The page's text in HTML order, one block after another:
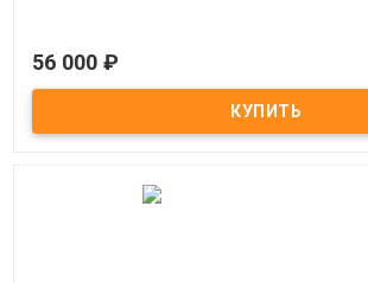
Под заказ
Комплект для командных игр «Весёлые старты»
56 000 ₽